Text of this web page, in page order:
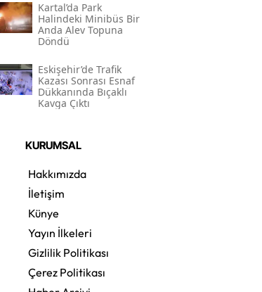
Kartal’da Park
Halindeki Minibüs Bir
Anda Alev Topuna
Döndü
Eskişehir’de Trafik
Kazası Sonrası Esnaf
Dükkanında Bıçaklı
Kavga Çıktı
KURUMSAL
Hakkımızda
İletişim
Künye
Yayın İlkeleri
Gizlilik Politikası
Çerez Politikası